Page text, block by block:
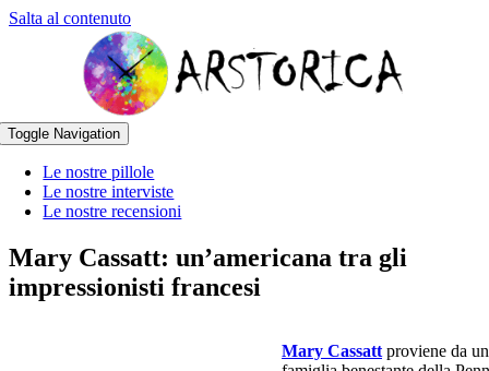
Salta al contenuto
Toggle Navigation
Le nostre pillole
Le nostre interviste
Le nostre recensioni
Mary Cassatt: un’americana tra gli
impressionisti francesi
Mary Cassatt proviene da